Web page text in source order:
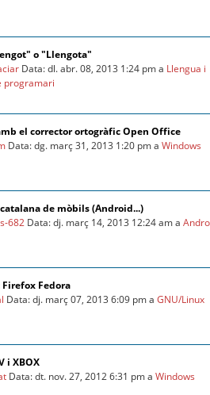
o "Llengota"
Data: dl. abr. 08, 2013 1:24 pm a Llengua i
programari
el corrector ortogràfic Open Office
Data: dg. març 31, 2013 1:20 pm aWindows
de mòbils (Android...)
682 Data: dj. març 14, 2013 12:24 am a
Fedora
Data: dj. març 07, 2013 6:09 pm aGNU/Linux
i XBOX
Data: dt. nov. 27, 2012 6:31 pm aWindows